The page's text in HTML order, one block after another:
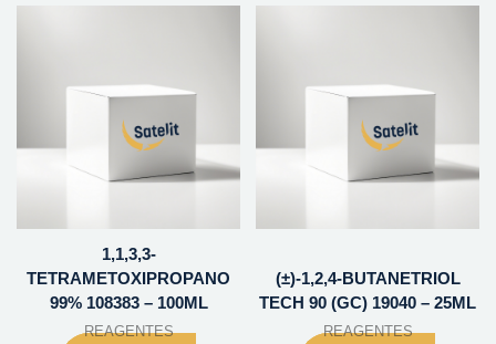
1,1,3,3-
TETRAMETOXIPROPANO
99% 108383 – 100ML
REAGENTES
(±)-1,2,4-BUTANETRIOL
TECH 90 (GC) 19040 – 25ML
REAGENTES